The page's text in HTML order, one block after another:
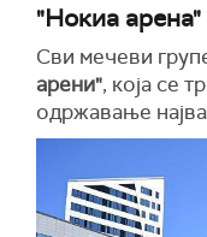
"Нокиа
Сви мечеви
арени", која се
одржавање